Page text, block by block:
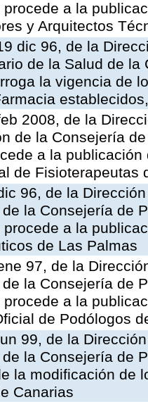
a la
y Arquitectos
dic 96, de la
de la Salud de
la vigencia de
2008, de la
de la Consejería
a la
de Fisioterapeutas
96, de la
la Consejería de
a la
de Las Palmas
97, de la
la Consejería de
procede a la
de Podólogos
99, de la
la Consejería de
la modificación de
Canarias